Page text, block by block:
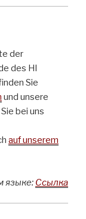
der
des Hl
Sie
und unsere
bei uns
auf unserem
языке: Ссылка